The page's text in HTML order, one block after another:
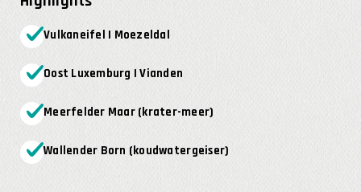
Vulkaneifel | Moezeldal
Oost Luxemburg | Vianden
Meerfelder Maar (krater-meer)
Wallender Born (koudwatergeiser)